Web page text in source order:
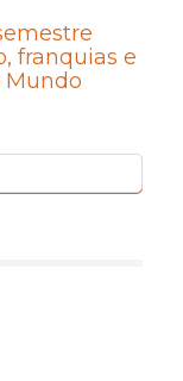
franquias e
Mundo